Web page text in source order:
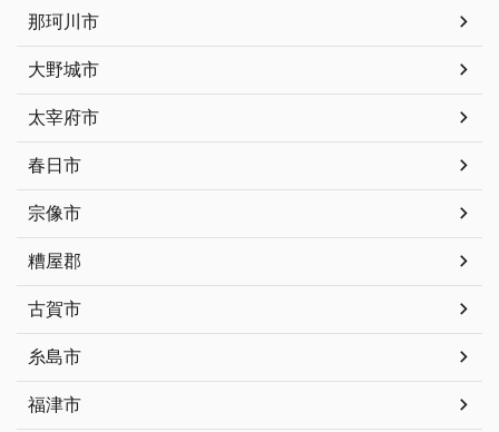
那珂川市
大野城市
太宰府市
春日市
宗像市
糟屋郡
古賀市
糸島市
福津市